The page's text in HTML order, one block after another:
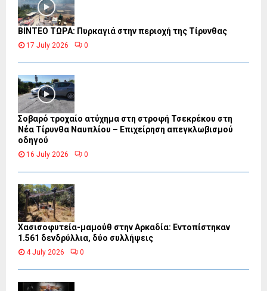
ΒΙΝΤΕΟ ΤΩΡΑ: Πυρκαγιά στην περιοχή της Τίρυνθας
17 July 2026 0
Σοβαρό τροχαίο ατύχημα στη στροφή Τσεκρέκου στη
Νέα Τίρυνθα Ναυπλίου – Επιχείρηση απεγκλωβισμού
οδηγού
16 July 2026 0
Χασισοφυτεία-μαμούθ στην Αρκαδία: Εντοπίστηκαν
1.561 δενδρύλλια, δύο συλλήψεις
4 July 2026 0